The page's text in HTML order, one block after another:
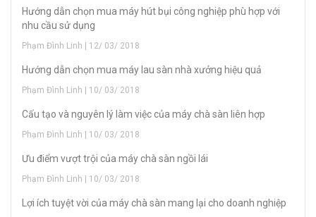
Hướng dẫn chọn mua máy hút bụi công nghiệp phù hợp với
nhu cầu sử dụng
Phạm Đình Linh | 12/ 03/ 2018
Hướng dẫn chọn mua máy lau sàn nhà xưởng hiệu quả
Phạm Đình Linh | 10/ 03/ 2018
Cấu tạo và nguyên lý làm việc của máy chà sàn liên hợp
Phạm Đình Linh | 10/ 03/ 2018
Ưu điểm vượt trội của máy chà sàn ngồi lái
Phạm Đình Linh | 10/ 03/ 2018
Lợi ích tuyệt vời của máy chà sàn mang lại cho doanh nghiệp